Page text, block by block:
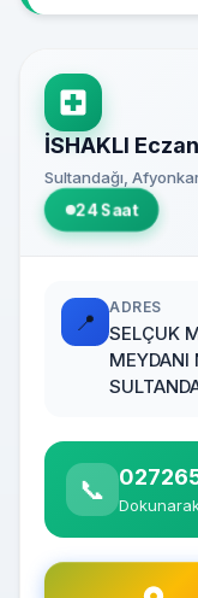
İSHAKLI
Sultandağı,
24 Saat
📍
ADRES
SELÇUK
MEYDANI
📞